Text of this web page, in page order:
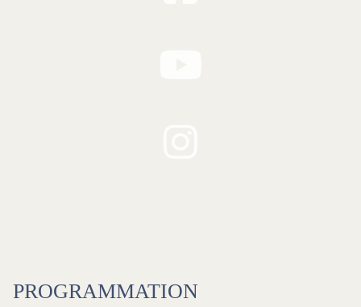
PROGRAMMATION